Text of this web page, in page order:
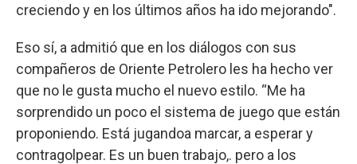
creciendo y en los últimos años ha ido mejorando".
Eso sí, a admitió que en los diálogos con sus
compañeros de Oriente Petrolero les ha hecho ver
que no le gusta mucho el nuevo estilo. “Me ha
sorprendido un poco el sistema de juego que están
proponiendo. Está jugandoa marcar, a esperar y
contragolpear. Es un buen trabajo,. pero a los